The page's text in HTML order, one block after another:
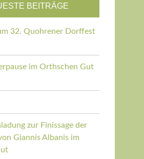
BEITRÄGE
32. Quohrener Dorffest
im Orthschen Gut
zur Finissage der
Giannis Albanis im